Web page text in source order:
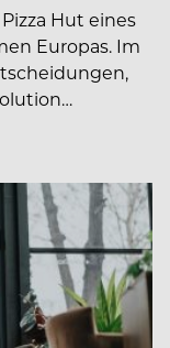
Hut eines
Europas. Im